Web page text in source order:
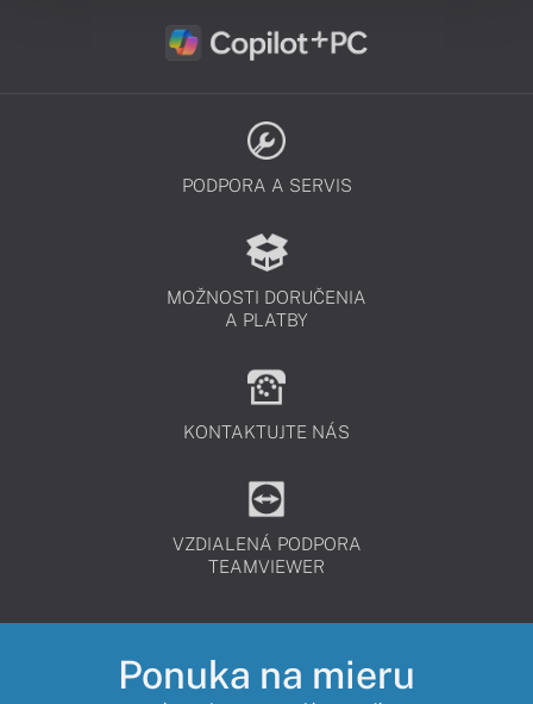
PODPORA A SERVIS
MOŽNOSTI DORUČENIA
A PLATBY
KONTAKTUJTE NÁS
VZDIALENÁ PODPORA
TEAMVIEWER
Ponuka na mieru